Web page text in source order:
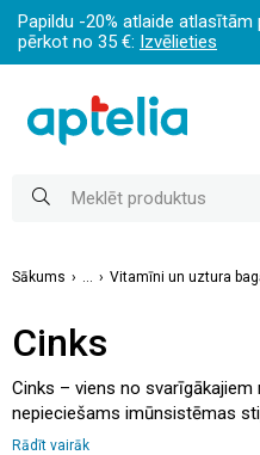
Papildu -20% atlaide atlasītām
pērkot no 35 €: Izvēlieties
Sākums Vitamīni un uztura
Cinks
Cinks – viens no
nepieciešams imūnsistēmas
brūču dzīšanai, kā arī veselīgai
Rādīt vairāk